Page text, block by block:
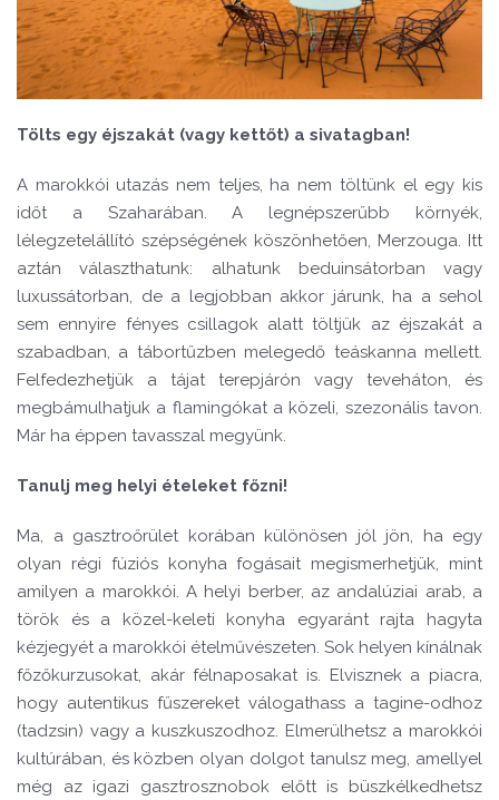
Tölts egy éjszakát (vagy kettőt) a sivatagban!
A marokkói utazás nem teljes, ha nem töltünk el egy kis
időt a Szaharában. A legnépszerűbb környék,
lélegzetelállító szépségének köszönhetően, Merzouga. Itt
aztán választhatunk: alhatunk beduinsátorban vagy
luxussátorban, de a legjobban akkor járunk, ha a sehol
sem ennyire fényes csillagok alatt töltjük az éjszakát a
szabadban, a tábortűzben melegedő teáskanna mellett.
Felfedezhetjük a tájat terepjárón vagy teveháton, és
megbámulhatjuk a flamingókat a közeli, szezonális tavon.
Már ha éppen tavasszal megyünk.
Tanulj meg helyi ételeket főzni!
Ma, a gasztroőrület korában különösen jól jön, ha egy
olyan régi fúziós konyha fogásait megismerhetjük, mint
amilyen a marokkói. A helyi berber, az andalúziai arab, a
török és a közel-keleti konyha egyaránt rajta hagyta
kézjegyét a marokkói ételművészeten. Sok helyen kínálnak
főzőkurzusokat, akár félnaposakat is. Elvisznek a piacra,
hogy autentikus fűszereket válogathass a tagine-odhoz
(tadzsin) vagy a kuszkuszodhoz. Elmerülhetsz a marokkói
kultúrában, és közben olyan dolgot tanulsz meg, amellyel
még az igazi gasztrosznobok előtt is büszkélkedhetsz